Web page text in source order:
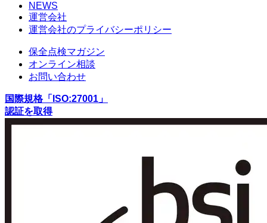
NEWS
運営会社
運営会社のプライバシーポリシー
保全点検マガジン
オンライン相談
お問い合わせ
国際規格「ISO:27001」
認証を取得